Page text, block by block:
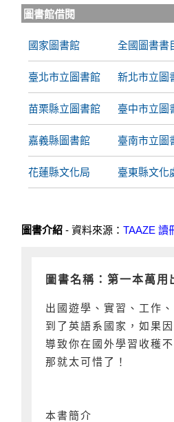
圖書館借閱
國家圖書館 全國圖書書
臺北市立圖書館 新北市立圖
苗栗縣立圖書館 臺中市立圖
嘉義縣圖書館 臺南市立圖
花蓮縣文化局 臺東縣文化
圖書介紹 - 資料來源： TAAZE 讀
圖書名稱：第一本萬
出國遊學、實習、工作
到了英語系國家，如果
導致你在國外學習收穫
那就太可惜了！
本書簡